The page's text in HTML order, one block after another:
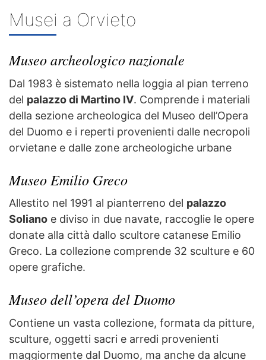
Musei a Orvieto
Museo archeologico nazionale
Dal 1983 è sistemato nella loggia al pian terreno
del palazzo di Martino IV. Comprende i materiali
della sezione archeologica del Museo dell’Opera
del Duomo e i reperti provenienti dalle necropoli
orvietane e dalle zone archeologiche urbane
Museo Emilio Greco
Allestito nel 1991 al pianterreno del palazzo
Soliano e diviso in due navate, raccoglie le opere
donate alla città dallo scultore catanese Emilio
Greco. La collezione comprende 32 sculture e 60
opere grafiche.
Museo dell’opera del Duomo
Contiene un vasta collezione, formata da pitture,
sculture, oggetti sacri e arredi provenienti
maggiormente dal Duomo, ma anche da alcune